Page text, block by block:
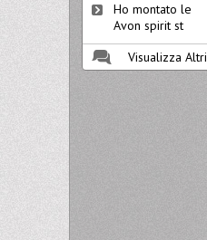
Ho montato le
Avon spirit st
Visualizza Altri